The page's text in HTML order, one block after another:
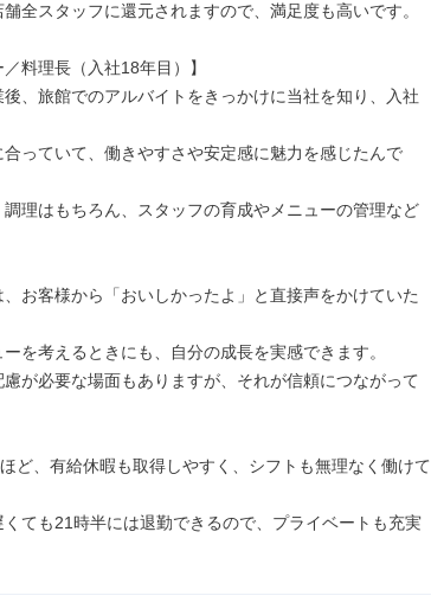
全スタッフに還元されますので、満足度も高いです。
料理長（入社18年目）】
、旅館でのアルバイトをきっかけに当社を知り、入社
っていて、働きやすさや安定感に魅力を感じたんで
理はもちろん、スタッフの育成やメニューの管理など
お客様から「おいしかったよ」と直接声をかけていた
を考えるときにも、自分の成長を実感できます。
が必要な場面もありますが、それが信頼につながって
ど、有給休暇も取得しやすく、シフトも無理なく働けて
ても21時半には退勤できるので、プライベートも充実